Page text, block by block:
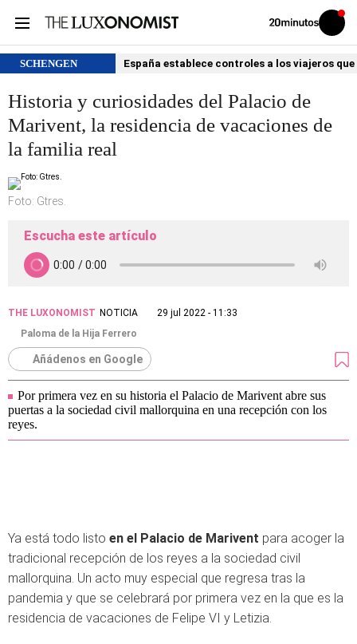
Volver
Iniciar
sesión
SCHENGEN España establece controles a los viajeros
Historia y curiosidades del Palacio de
Marivent, la residencia de vacaciones de
la familia real
Foto: Gtres.
Escucha este artículo
THE LUXONOMIST NOTICIA
29 jul 2022 - 11:33
Paloma de la Hija Ferrero
Añádenos en Google
Por primera vez en su historia el Palacio de Marivent abre sus
puertas a la sociedad civil mallorquina en una recepción con los
reyes.
Ya está todo listo en el Palacio de Marivent para acoger la
tradicional recepción de los reyes a la sociedad civil
mallorquina. Un acto muy especial que regresa tras la
pandemia y que se celebrará por primera vez en la que es la
residencia de vacaciones de Felipe VI y Letizia.